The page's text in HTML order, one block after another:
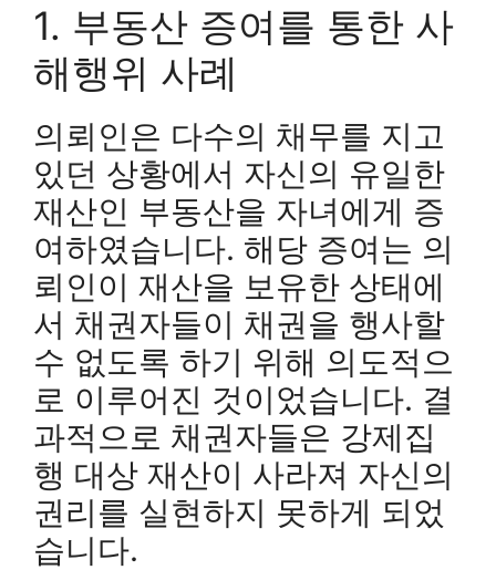
1. 부동산 증여를 통한 사
해행위 사례
의뢰인은 다수의 채무를 지고
있던 상황에서 자신의 유일한
재산인 부동산을 자녀에게 증
여하였습니다. 해당 증여는 의
뢰인이 재산을 보유한 상태에
서 채권자들이 채권을 행사할
수 없도록 하기 위해 의도적으
로 이루어진 것이었습니다. 결
과적으로 채권자들은 강제집
행 대상 재산이 사라져 자신의
권리를 실현하지 못하게 되었
습니다.